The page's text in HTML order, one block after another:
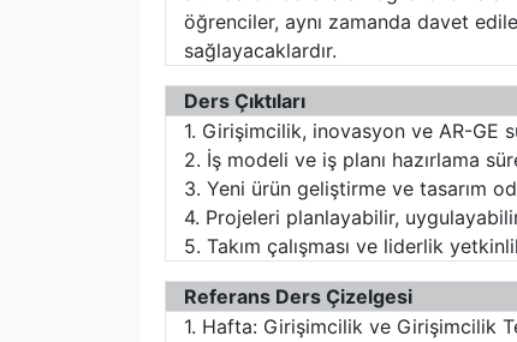
öğrenciler, aynı zamanda davet
sağlayacaklardır.
Ders Çıktıları
1. Girişimcilik, inovasyon ve AR-
2. İş modeli ve iş planı hazırlama
3. Yeni ürün geliştirme ve tasarım
4. Projeleri planlayabilir,
5. Takım çalışması ve liderlik
Referans Ders Çizelgesi
1. Hafta: Girişimcilik ve Girişimcilik